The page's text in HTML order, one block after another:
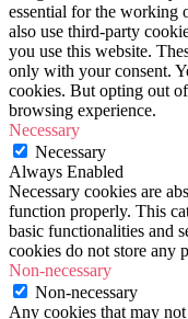
essential for the working
also use third-party
you use this website.
only with your consent.
cookies. But opting out
browsing experience.
Necessary
Necessary
Always Enabled
Necessary cookies are
function properly. This
basic functionalities and
cookies do not store any
Non-necessary
Non-necessary
Any cookies that may